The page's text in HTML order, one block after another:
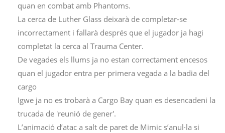
quan en combat amb Phantoms.
La cerca de Luther Glass deixarà de completar-se
incorrectament i fallarà després que el jugador ja hagi
completat la cerca al Trauma Center.
De vegades els llums ja no estan correctament encesos
quan el jugador entra per primera vegada a la badia del
cargo
Igwe ja no es trobarà a Cargo Bay quan es desencadeni la
trucada de 'reunió de gener'.
L’animació d’atac a salt de paret de Mimic s’anul·la si